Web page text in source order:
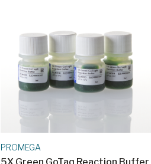
PROMEGA
5X Green GoTaq Reaction Buffer